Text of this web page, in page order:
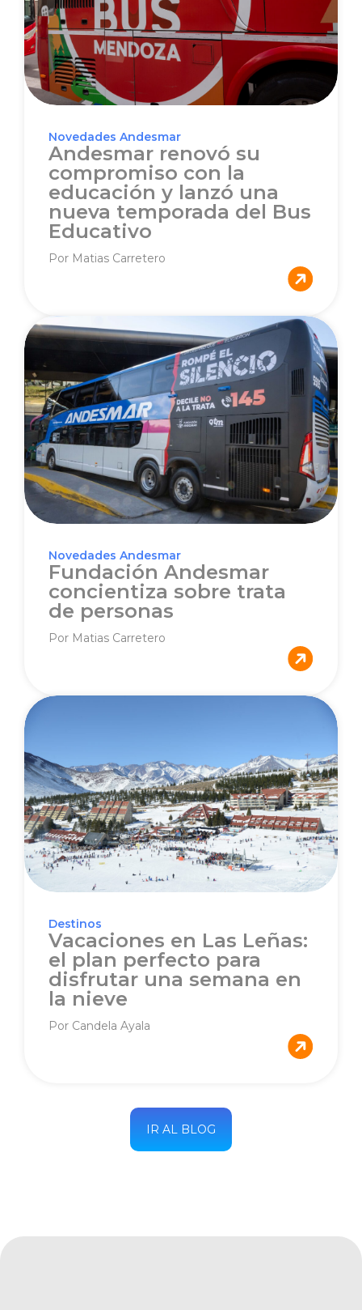
Novedades Andesmar
Andesmar renovó su
compromiso con la
educación y lanzó una
nueva temporada del Bus
Educativo
Por Matias Carretero
Novedades Andesmar
Fundación Andesmar
concientiza sobre trata
de personas
Por Matias Carretero
Destinos
Vacaciones en Las Leñas:
el plan perfecto para
disfrutar una semana en
la nieve
Por Candela Ayala
IR AL BLOG